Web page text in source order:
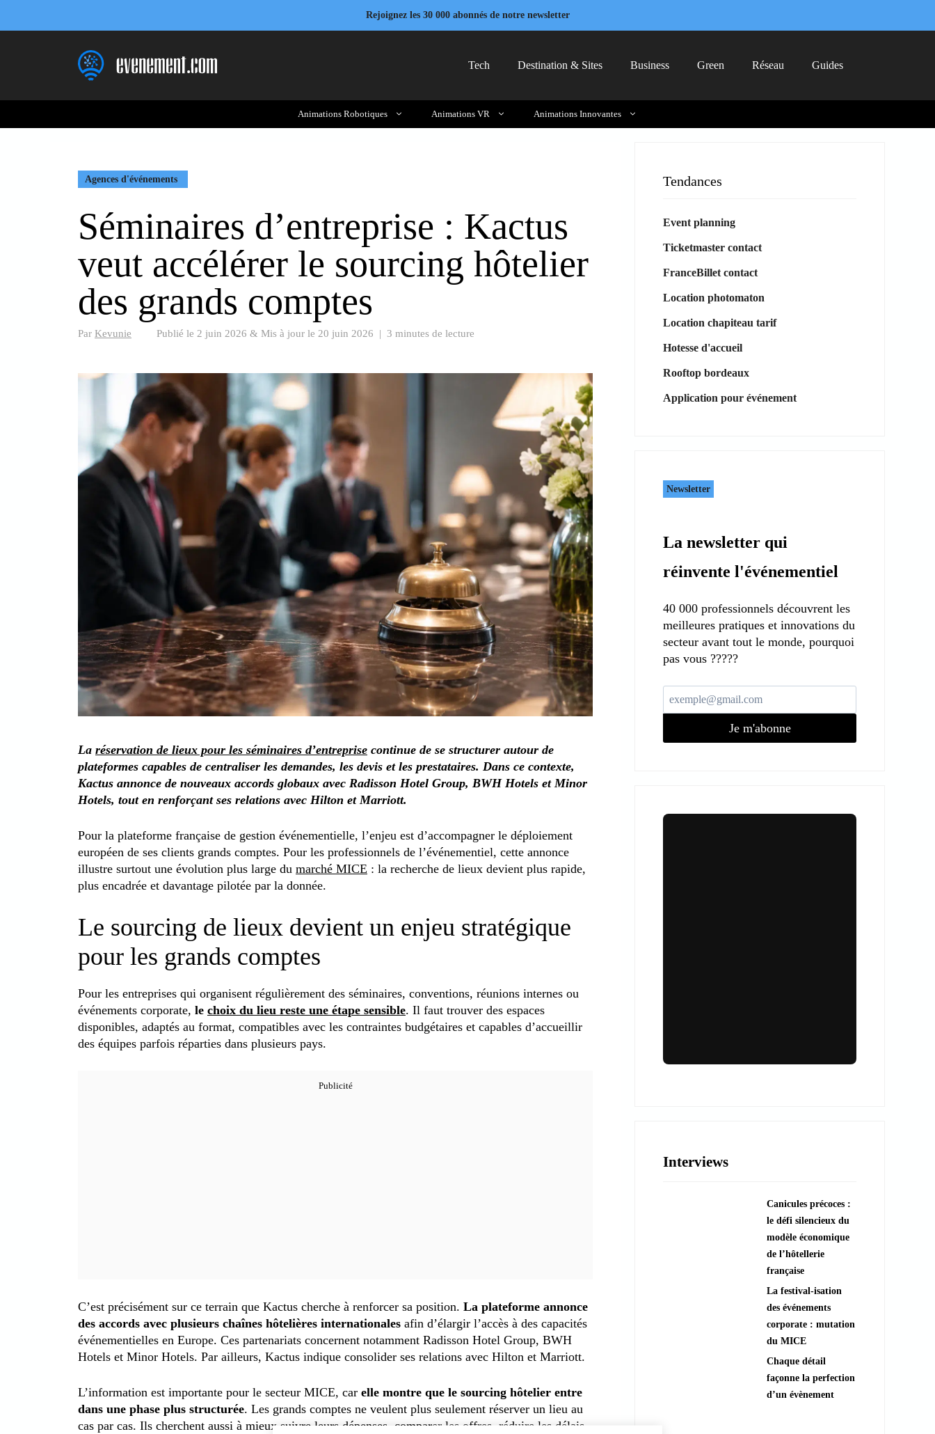
Rejoignez les 30 000 abonnés de notre newsletter
Tech Destination & Sites Business Green Réseau Guides
Animations Robotiques Animations VR Animations Innovantes
Agences d'événements
Séminaires d’entreprise : Kactus
veut accélérer le sourcing hôtelier
des grands comptes
Par Kevunie Publié le 2 juin 2026 & Mis à jour le 20 juin 2026 | 3 minutes de lecture
La réservation de lieux pour les séminaires d’entreprise continue de se structurer autour de
plateformes capables de centraliser les demandes, les devis et les prestataires. Dans ce contexte,
Kactus annonce de nouveaux accords globaux avec Radisson Hotel Group, BWH Hotels et Minor
Hotels, tout en renforçant ses relations avec Hilton et Marriott.
Pour la plateforme française de gestion événementielle, l’enjeu est d’accompagner le déploiement
européen de ses clients grands comptes. Pour les professionnels de l’événementiel, cette annonce
illustre surtout une évolution plus large du marché MICE : la recherche de lieux devient plus rapide,
plus encadrée et davantage pilotée par la donnée.
Le sourcing de lieux devient un enjeu stratégique
pour les grands comptes
Pour les entreprises qui organisent régulièrement des séminaires, conventions, réunions internes ou
événements corporate, le choix du lieu reste une étape sensible. Il faut trouver des espaces
disponibles, adaptés au format, compatibles avec les contraintes budgétaires et capables d’accueillir
des équipes parfois réparties dans plusieurs pays.
C’est précisément sur ce terrain que Kactus cherche à renforcer sa position. La plateforme annonce
des accords avec plusieurs chaînes hôtelières internationales afin d’élargir l’accès à des capacités
événementielles en Europe. Ces partenariats concernent notamment Radisson Hotel Group, BWH
Hotels et Minor Hotels. Par ailleurs, Kactus indique consolider ses relations avec Hilton et Marriott.
L’information est importante pour le secteur MICE, car elle montre que le sourcing hôtelier entre
dans une phase plus structurée. Les grands comptes ne veulent plus seulement réserver un lieu au
cas par cas. Ils cherchent aussi à mieux suivre leurs dépenses, comparer les offres, réduire les délais
Tendances
Event planning
Ticketmaster contact
FranceBillet contact
Location photomaton
Location chapiteau tarif
Hotesse d'accueil
Rooftop bordeaux
Application pour événement
Newsletter
La newsletter qui
réinvente l'événementiel
40 000 professionnels découvrent les
meilleures pratiques et innovations du
secteur avant tout le monde, pourquoi
pas vous ?????
Je m'abonne
???? Explorer les animations
Interviews
Canicules précoces :
le défi silencieux du
modèle économique
de l’hôtellerie
française
La festival-isation
des événements
corporate : mutation
du MICE
Chaque détail
façonne la perfection
d’un évènement